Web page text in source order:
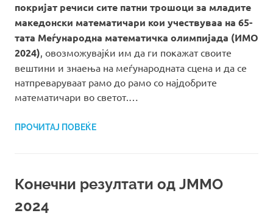
покријат речиси сите патни трошоци за младите
македонски математичари кои учествуваа на 65-
тата Меѓународна математичка олимпијада (ИМО
2024), овозможувајќи им да ги покажат своите
вештини и знаења на меѓународната сцена и да се
натпреваруваат рамо до рамо со најдобрите
математичари во светот.…
ПРОЧИТАЈ ПОВЕЌЕ
Конечни резултати од ЈММО
2024